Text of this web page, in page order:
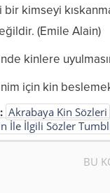
bir kimseyi
(Emile Alain)
kinlere
için kin
Akrabaya Kin Sözleri
İle İlgili Sözler
BU